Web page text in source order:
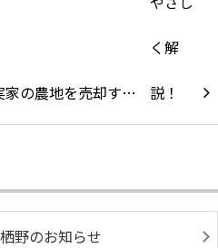
家の農地を売却す…
野のお知らせ